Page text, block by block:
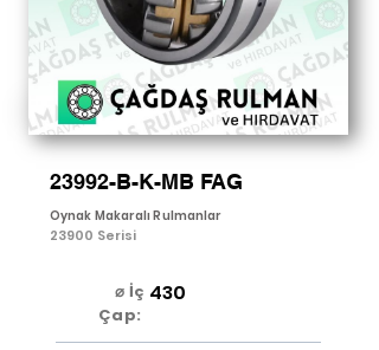
23992-B-K-MB FAG
Oynak Makaralı Rulmanlar
23900 Serisi
⌀ İç
Çap:
430